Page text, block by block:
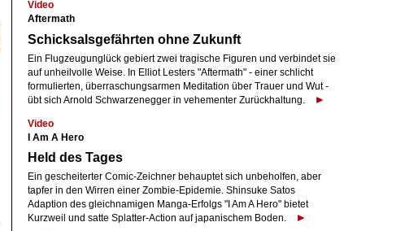
Video
Aftermath
Schicksalsgefährten ohne Zukunft
Ein Flugzeugunglück gebiert zwei tragische Figuren und verbindet sie
auf unheilvolle Weise. In Elliot Lesters "Aftermath" - einer schlicht
formulierten, überraschungsarmen Meditation über Trauer und Wut -
übt sich Arnold Schwarzenegger in vehementer Zurückhaltung.
Video
I Am A Hero
Held des Tages
Ein gescheiterter Comic-Zeichner behauptet sich unbeholfen, aber
tapfer in den Wirren einer Zombie-Epidemie. Shinsuke Satos
Adaption des gleichnamigen Manga-Erfolgs "I Am A Hero" bietet
Kurzweil und satte Splatter-Action auf japanischem Boden.